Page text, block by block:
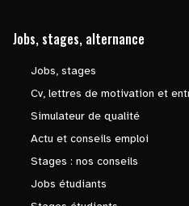
Jobs, stages, alternance
Jobs, stages
Cv, lettres de motivation et
Simulateur de qualité
Actu et conseils emploi
Stages : nos conseils
Jobs étudiants